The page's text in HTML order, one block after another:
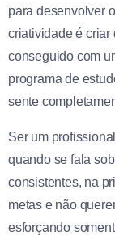
para desenvolver
criatividade é criar
conseguido com
programa de
sente
Ser um
quando se fala
consistentes, na
metas e não
esforçando